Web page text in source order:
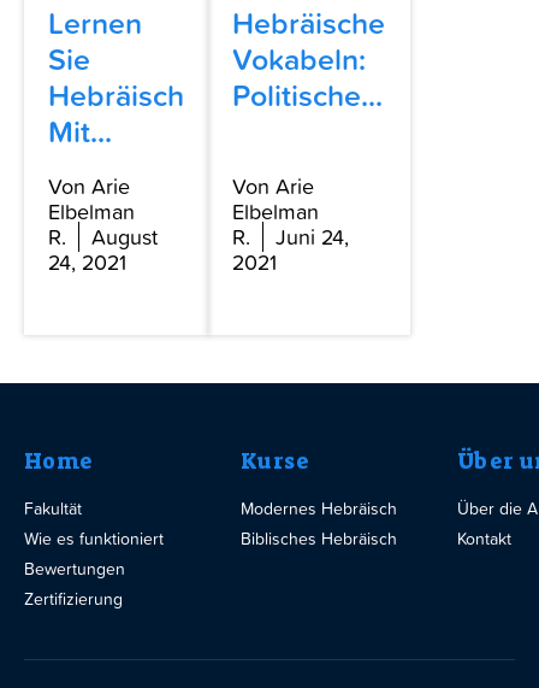
Lernen
Sie
Hebräisch
Mit...
Von Arie
Elbelman
R.
August
24, 2021
Hebräische
Vokabeln:
Politische...
Von Arie
Elbelman
R.
Juni 24,
2021
Home
Fakultät
Wie es funktioniert
Bewertungen
Zertifizierung
Kurse
Modernes Hebräisch
Biblisches Hebräisch
Über
Über die
Kontakt